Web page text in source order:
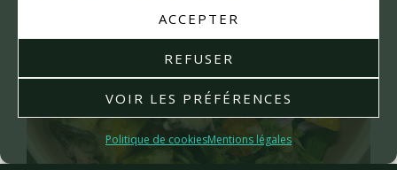
ACCEPTER
REFUSER
VOIR LES PRÉFÉRENCES
Politique de cookiesMentions légales